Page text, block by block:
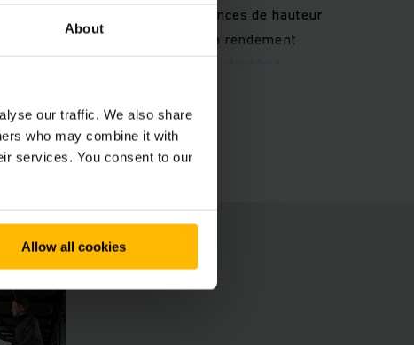
About
our traffic. We also share
who may combine it with
services. You consent to our
Allow all cookies
simple et rapide les différences de hauteur
à courant triphasé puissant à rendement
des fourches renforcées et une technologie
par leurs batteries longue durée